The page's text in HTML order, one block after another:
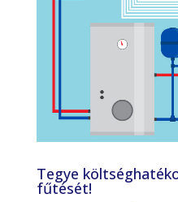
Tegye
fűtését!